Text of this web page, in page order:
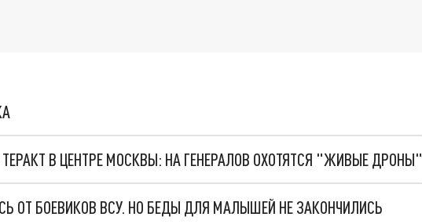
В ЦЕНТРЕ МОСКВЫ: НА ГЕНЕРАЛОВ ОХОТЯТСЯ "ЖИВЫЕ ДРОНЫ"
ОТ БОЕВИКОВ ВСУ. НО БЕДЫ ДЛЯ МАЛЫШЕЙ НЕ ЗАКОНЧИЛИСЬ